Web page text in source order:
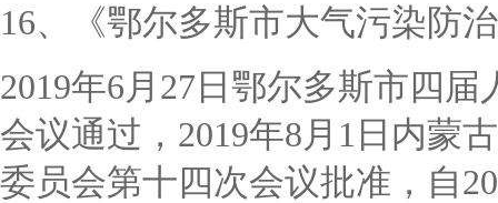
16、《鄂尔多斯市大气污染防
2019年6月27日鄂尔多斯市四
会议通过，2019年8月1日内蒙
委员会第十四次会议批准，自